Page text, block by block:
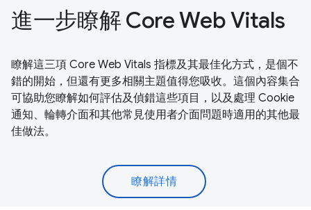
進一步瞭解 Core Web Vitals
瞭解這三項 Core Web Vitals 指標及其最佳化方式，是個不
錯的開始，但還有更多相關主題值得您吸收。這個內容集合
可協助您瞭解如何評估及偵錯這些項目，以及處理 Cookie
通知、輪轉介面和其他常見使用者介面問題時適用的其他最
佳做法。
瞭解詳情